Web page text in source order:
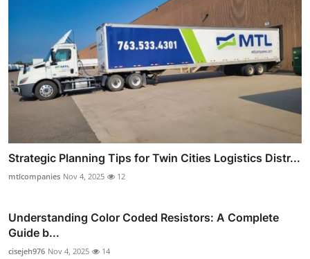
Strategic Planning Tips for Twin Cities Logistics Distr...
mtlcompanies Nov 4, 2025 12
Understanding Color Coded Resistors: A Complete
Guide b...
cisejeh976 Nov 4, 2025 14